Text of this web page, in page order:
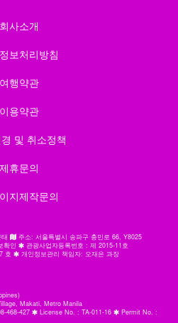
회사소개
보처리방침
여행약관
이용약관
및 취소정책
제휴문의
지제작문의
주소: 서울특별시 송파구 충민로 66, Y8025
확인
관광사업자등록번호 : 제 2015-11호
호
개인정보관리 책임자: 오재은 과장
Makati, Metro Manila
468-427 License No. : TA-011-16
Permit No. :